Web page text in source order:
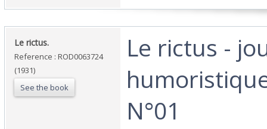
‎Le rictus.‎
Reference : ROD0063724
(1931)
See the book
‎Le rictus -
N°01‎